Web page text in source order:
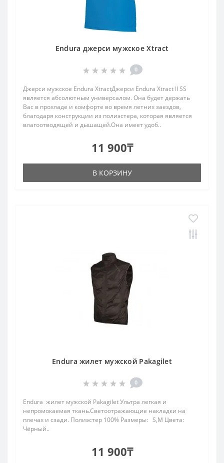
Endura джерси мужское Xtract
0
Джерси мужское Endura XtractДжерси Endura Xtract II SS
является абсолютным универсалом. Она будет держать
Вас в прохладе и комфорте во время летних заездов,
благодаря конструкции из полиэстера, которая является
влагоотводящей и дышащей.Она имеет удоб..
11 900₸
В КОРЗИНУ
Endura жилет мужской Pakagilet
0
Endura жилет мужской Pakagilet Ультра легкая и
непромокаемая ткань.Светоотражающие накладки на
плечах и сзади. Полиэстер 100% Размеры: S,M Цвета:
Чёрный..
11 900₸